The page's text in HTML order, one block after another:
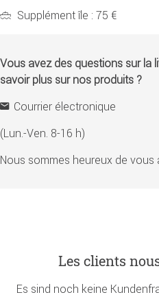
Supplément île : 75 €
Vous avez des questions sur la
savoir plus sur nos produits ?
Courrier électronique
(Lun.-Ven. 8-16 h)
Nous sommes heureux de vous
Les clients
Es sind noch keine